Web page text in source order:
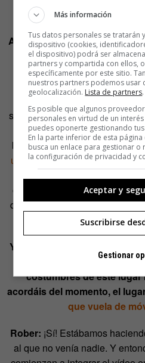
cambiado, sociólogos
Alberto:¡Nosotros hemos
gente a la que retratas, que
cambia la vida; y te fijas en
También hay un punto en
evolucionando porque, si no,
siguiéramos haciendo vídeos
un canallita»… ¿Sabes?
buscas divertirte cuando lo
un poco más oscurosson los
cansando el mismo tono todo
que buscas cosas que te
también
Y ya que estamos ante un
surgen los vídeos
costumbres de este
acordáis del momento, el
que vuela de
Rober: ¡Sí! Estábamos
al que no venía nadie. Y
Más información
Tus datos personales se tratarán
dispositivo (cookies,
el dispositivo) podrá ser
partners y compartida con ellos,
específicamente por este sitio.
nuestros partners podemos usar
geolocalización. Lista de partners.
Es posible que algunos
personales en virtud de un
puedes oponerte gestionando
En la parte inferior de esta
busca un enlace para gestionar
la configuración de privacidad y
Aceptar y
Suscribirse
Gestionar